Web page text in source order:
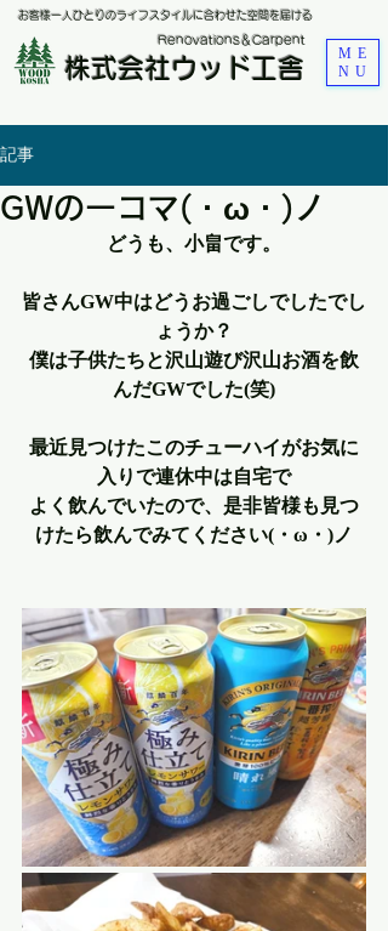
お客様一人ひとりのライフスタイルに合わせた空間を届ける
株式会社ウッド工舎
​Renovations＆Carpent
ME
NU
記事
GWの一コマ(・ω・)ノ
どうも、小畠です。
皆さんGW中はどうお過ごしでしたでし
ょうか？
僕は子供たちと沢山遊び沢山お酒を飲
んだGWでした(笑)
最近見つけたこのチューハイがお気に
入りで連休中は自宅で
よく飲んでいたので、是非皆様も見つ
けたら飲んでみてください(・ω・)ノ